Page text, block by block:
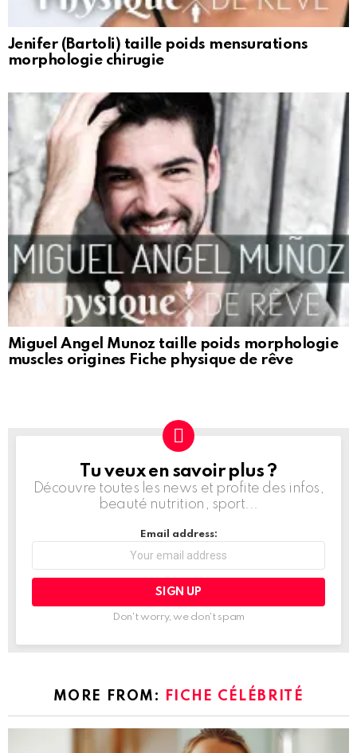
Jenifer (Bartoli) taille poids mensurations
morphologie chirugie
Miguel Angel Munoz taille poids morphologie
muscles origines Fiche physique de rêve
NEWSLETTERTu veux en savoir plus ?
Découvre toutes les news et profite des infos,
beauté nutrition, sport...
Email address:
Don't worry, we don't spam
MORE FROM: FICHE CÉLÉBRITÉ